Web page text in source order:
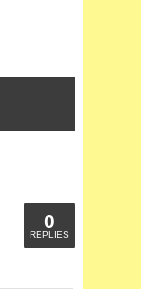
0
REPLIES